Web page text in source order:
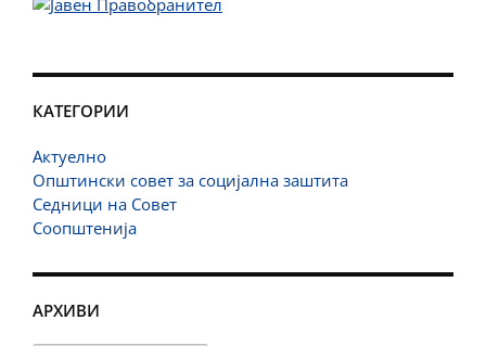
КАТЕГОРИИ
Актуелно
Општински совет за социјална заштита
Седници на Совет
Соопштенија
АРХИВИ